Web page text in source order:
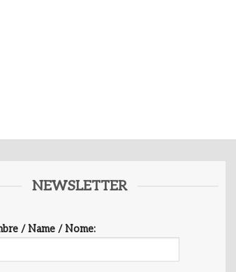
NEWSLETTER
/ Name / Nome: